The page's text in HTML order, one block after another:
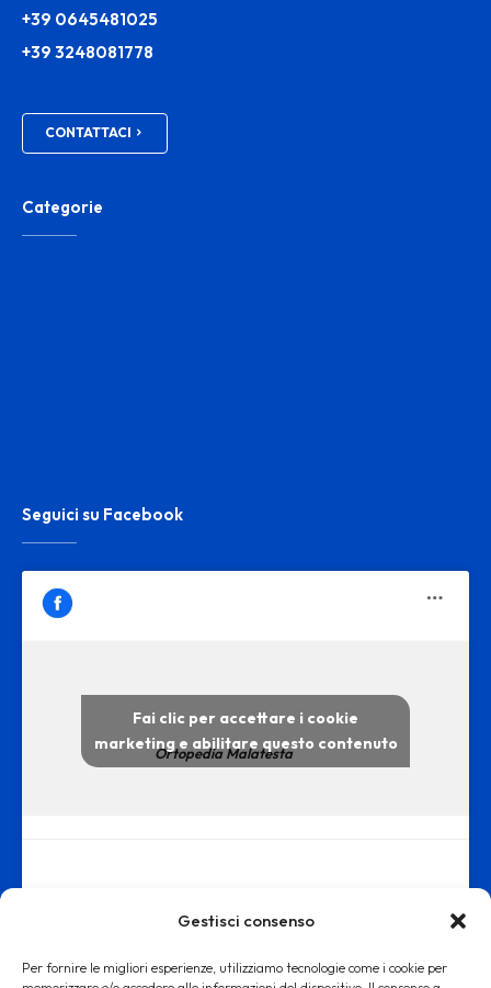
Gestisci consenso
Per fornire le migliori esperienze, utilizziamo tecnologie come i cookie per
+39 0645481025
+39 3248081778
CONTATTACI
Categorie
Seguici su Facebook
Ortopedia Malatesta
Fai clic per accettare i cookie
marketing e abilitare questo contenuto